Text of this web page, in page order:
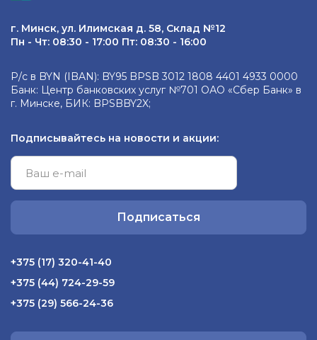
г. Минск, ул. Илимская д. 58, Склад №12
Пн - Чт: 08:30 - 17:00 Пт: 08:30 - 16:00
Р/с в BYN (IBAN): BY95 BPSB 3012 1808 4401 4933 0000
Банк: Центр банковских услуг №701 ОАО «Сбер Банк» в
г. Минске, БИК: BPSBBY2X;
Подписывайтесь на новости и акции:
Подписаться
+375 (17) 320-41-40
+375 (44) 724-29-59
+375 (29) 566-24-36